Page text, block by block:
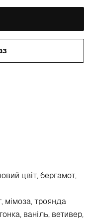
цвіт, бергамот,
мімоза, троянда
ваніль, ветивер,